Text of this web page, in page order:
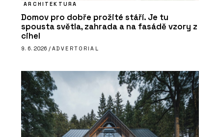
ARCHITEKTURA
Domov pro dobře prožité stáří. Je tu
spousta světla, zahrada a na fasádě vzory z
cihel
9. 6. 2026 / ADVERTORIAL